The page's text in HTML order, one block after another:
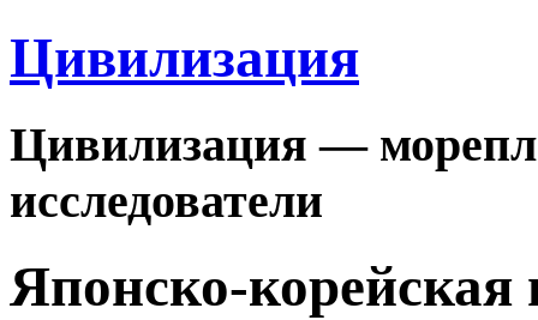
Цивилизация
Цивилизация —
исследователи
Японско-корейская